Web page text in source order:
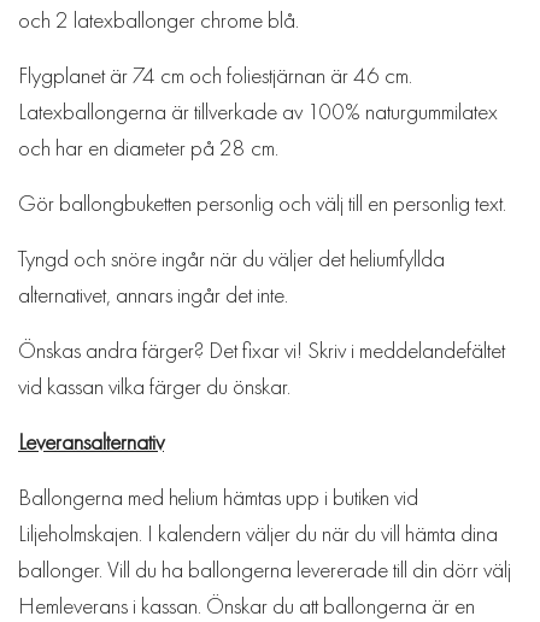
och 2 latexballonger chrome blå.
Flygplanet är 74 cm och foliestjärnan är 46 cm.
Latexballongerna är tillverkade av 100% naturgummilatex
och har en diameter på 28 cm.
Gör ballongbuketten personlig och välj till en personlig text.
Tyngd och snöre ingår när du väljer det heliumfyllda
alternativet, annars ingår det inte.
Önskas andra färger? Det fixar vi! Skriv i meddelandefältet
vid kassan vilka färger du önskar.
Leveransalternativ
Ballongerna med helium hämtas upp i butiken vid
Liljeholmskajen. I kalendern väljer du när du vill hämta dina
ballonger. Vill du ha ballongerna levererade till din dörr välj
Hemleverans i kassan. Önskar du att ballongerna är en